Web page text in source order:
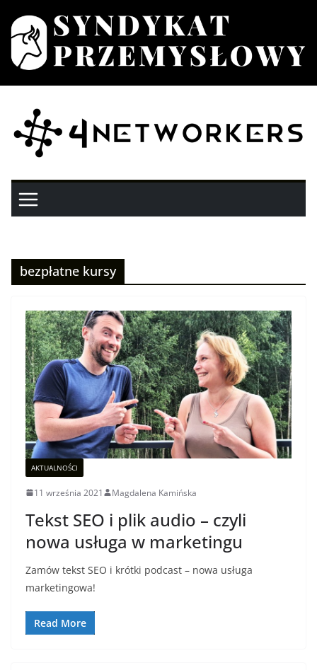
do
treści
bezpłatne kursy
AKTUALNOŚCI
11 września 2021 Magdalena Kamińska
Tekst SEO i plik audio – czyli
nowa usługa w marketingu
Zamów tekst SEO i krótki podcast – nowa usługa
marketingowa!
Read More